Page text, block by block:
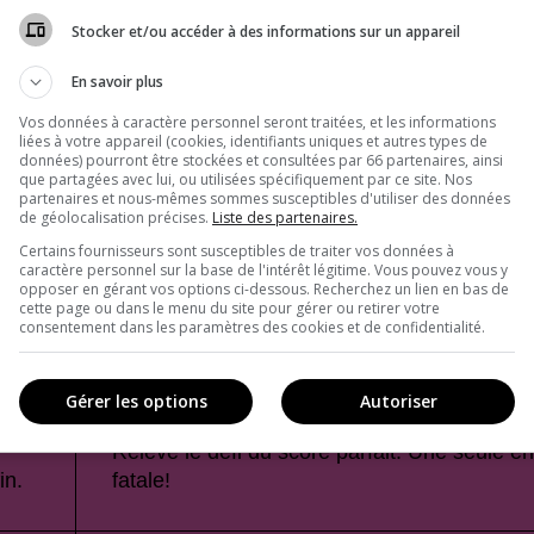
Relève le défi du score parfait. Une seule
fatale!
Stocker et/ou accéder à des informations sur un appareil
En savoir plus
Vos données à caractère personnel seront traitées, et les informations
liées à votre appareil (cookies, identifiants uniques et autres types de
données) pourront être stockées et consultées par 66 partenaires, ainsi
que partagées avec lui, ou utilisées spécifiquement par ce site. Nos
partenaires et nous-mêmes sommes susceptibles d'utiliser des données
de géolocalisation précises. Liste des partenaires.
Certains fournisseurs sont susceptibles de traiter vos données à
caractère personnel sur la base de l'intérêt légitime. Vous pouvez vous y
opposer en gérant vos options ci-dessous. Recherchez un lien en bas de
cette page ou dans le menu du site pour gérer ou retirer votre
consentement dans les paramètres des cookies et de confidentialité.
Autoriser
Gérer les options